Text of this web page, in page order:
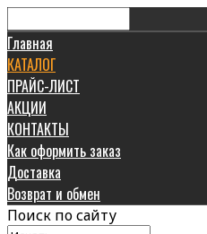
Главная
КАТАЛОГ
ПРАЙС-ЛИСТ
АКЦИИ
КОНТАКТЫ
Как оформить заказ
Доставка
Возврат и обмен
Поиск по сайту